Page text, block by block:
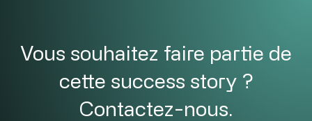
Vous souhaitez faire partie de
cette success story ?
Contactez-nous.